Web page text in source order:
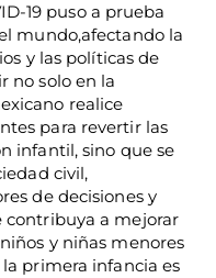
19 puso a prueba
mundo,afectando la
y las políticas de
no solo en la
realice
para revertir las
infantil, sino que se
civil,
de decisiones y
a mejorar
y niñas menores
primera infancia es